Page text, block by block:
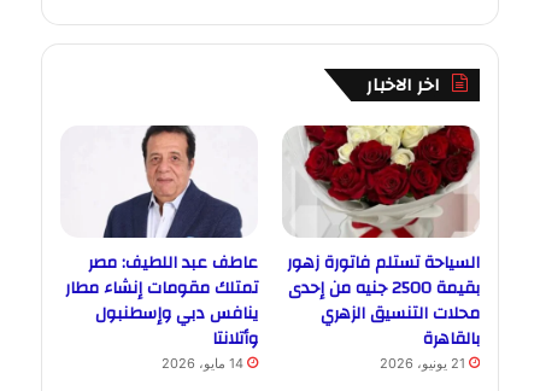
اخر الاخبار
السياحة تستلم فاتورة زهور
بقيمة 2500 جنيه من إحدى
محلات التنسيق الزهري
بالقاهرة
21 يونيو، 2026
عاطف عبد اللطيف: مصر
تمتلك مقومات إنشاء مطار
ينافس دبي وإسطنبول
وأتلانتا
14 مايو، 2026